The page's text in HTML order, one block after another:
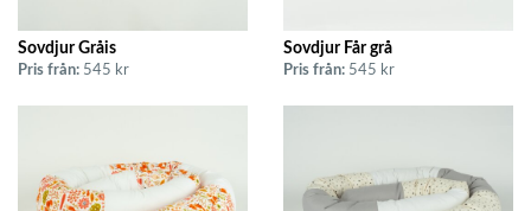
Sovdjur Gråis
Pris från: 545 kr
Sovdjur Får grå
Pris från: 545 kr